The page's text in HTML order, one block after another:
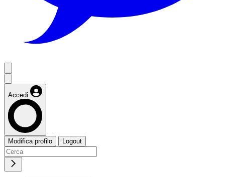
Accedi
Modifica profilo Logout